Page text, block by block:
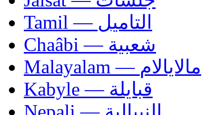
Tamil — التاميل
Chaâbi — شعبية
Malayalam — مالايالام
Kabyle — قبايلة